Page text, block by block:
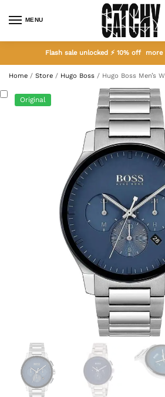
MENU
Flash sale unlocked ⚡ 10% off
Home / Store / Hugo Boss / Hugo Boss Men’s
Original